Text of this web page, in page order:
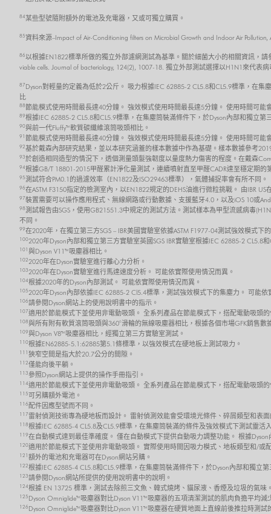
84某些型號隨附額外的電池及充電器，又或可獨立購買。
85資料來源–Impact of Air-Conditioning filters on Microbial Growth and Indoor Air
86以根據EN1822標準所做的獨立外部濾網測試為基準。關於細菌大小的相關資訊，請參
viable cells. Journal of bacteriology, 124(2), 1007-18. 獨立外部測試選擇以H1N1來代表
87 Dyson對輕量的定義為低於2公斤。 吸力根據IEC 62885-2 CL5.8和CL5.9標準，在
比
88節能模式使用時間最長達40分鐘。 強效模式使用時間最長達5分鐘。 使用時間可能
89根據IEC 62885-2 CL5.8和CL5.9標準，在集塵筒裝滿條件下，於Dyson內部和獨立
90與前一代Fluffy™軟質碳纖維滾筒吸頭相比。
91 節能模式使用時間最長達40分鐘。 強效模式使用時間最長達5分鐘。 使用時間可能
92基於戴森內部研究結果，並以本研究涵蓋的樣本數據中作為基礎。樣本數據參考
93於創造相同造型的情況下，透個測量頭髮強韌度以量度熱力傷害的程度。在戴森
94根據GB/T 18801-2015甲醛累計淨化量測試，連續噴射直至甲醛CADR達至穩定期
95 測試符合PM0.1的過濾效率（EN1822及ISO29463標準），氣體捕捉率會有所不同。
96在ASTM F3150指定的檢測室內，以EN1822規定的DEHS油進行微粒挑戰。 由IBR
97裝置需要可以操作應用程式、無線網路或行動數據、支援藍牙4.0，以及iOS 10或
98 測試報告由SGS，使用GB21551.3中規定的測試方法。測試樣本為甲型流感病毒
不同。
99在2020年，在獨立第三方SGS – IBR美國實驗室依據ASTM F1977-04測試強效模式下
1002020年Dyson內部和獨立第三方實驗室英國SGS IBR實驗室根據IEC 62885-2
101 與Dyson V11™吸塵器相比。
1022020年在Dyson實驗室進行離心力分析。
1032020年在Dyson實驗室進行馬達速度分析。 可能依實際使用情況而異。
104根據2020年的Dyson內部測試。 可能依實際使用情況而異。
1052020年Dyson內部依據IEC 62885-2 Cl5.4標準，測試強效模式下的集塵力。 可能
106請參閱Dyson網站上的使用說明書中的指示。
107適用於節能模式下並使用非電動吸頭。 全系列產品在節能模式下，搭配電動吸頭
108與所有附有軟質滾筒吸頭與360°滑輪的無線吸塵器相比，根據各個市場GFK銷售數
109與Dyson V8™吸塵器相比，經獨立第三方實驗室測試。
110根據EN62885-5.1:62885第5.1條標準，以強效模式在硬地板上測試吸力。
111 狹窄空間是指大於20.7公分的間隙。
112僅能向後平躺。
113參照Dyson網站上提供的操作手冊指引。
114適用於節能模式下並使用非電動吸頭。 全系列產品在節能模式下，搭配電動吸頭
115可另購額外電池。
116配件因應型號而不同。
117 雷射偵測技術專為硬地板而設計。 雷射偵測效能會受環境光條件、碎屑類型和表
118根據IEC 62885-4 CL5.8及CL5.9標準，在集塵筒裝滿的條件及強效模式下測試靈
119在自動模式達到最佳準確度。 僅在自動模式下提供自動吸力調整功能。 根據
120適用於節能模式下並使用非電動吸頭。 實際使用時間因吸力模式、地板類型和/或
121 額外的電池和充電器可在Dyson網站另購。
122根據IEC 62885-4 CL5.8和CL5.9標準，在集塵筒裝滿條件下，於Dyson內部和獨
123請參閱Dyson網站所提供的使用說明書中的說明。
124根據 EN 13725 標準，測試去除煎三文魚、韓式燒烤、貓尿液、香煙及垃圾的氣味
125 Dyson Omniglide™吸塵器對比Dyson V11™吸塵器的五項清潔測試的肌肉負擔平均
126 Dyson Omniglide™吸塵器對比Dyson V11™吸塵器在硬質地面上直線前後推拉時測